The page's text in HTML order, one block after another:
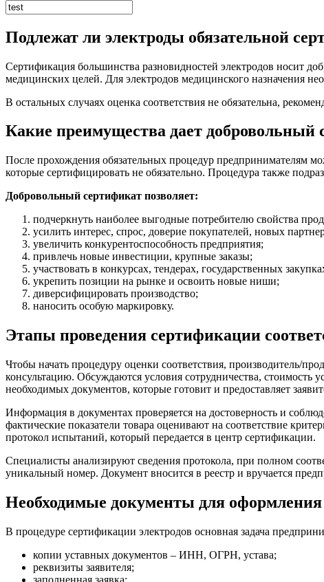
Подлежат ли электроды обязательной
Сертификация большинства разновидностей электродов носит
медицинских целей. Для электродов медицинского назначения
В остальных случаях оценка соответствия не обязательна,
Какие преимущества дает добровольный
После прохождения обязательных процедур предпринимателям
которые сертифицировать не обязательно. Процедура также
Добровольный сертификат позволяет:
подчеркнуть наиболее выгодные потребителю свойства
усилить интерес, спрос, доверие покупателей, новых
увеличить конкурентоспособность предприятия;
привлечь новые инвестиции, крупные заказы;
участвовать в конкурсах, тендерах, государственных
укрепить позиции на рынке и освоить новые ниши;
диверсифицировать производство;
наносить особую маркировку.
Этапы проведения сертификации
Чтобы начать процедуру оценки соответствия, производитель/
консультацию. Обсуждаются условия сотрудничества, стоимость
необходимых документов, которые готовит и предоставляет
Информация в документах проверяется на достоверность и
фактические показатели товара оценивают на соответствие
протокол испытаний, который передается в центр сертификации.
Специалисты анализируют сведения протокола, при полном
уникальный номер. Документ вносится в реестр и вручается
Необходимые документы для оформления
В процедуре сертификации электродов основная задача
копии уставных документов – ИНН, ОГРН, устава;
реквизиты заявителя;
заполненная заявка;